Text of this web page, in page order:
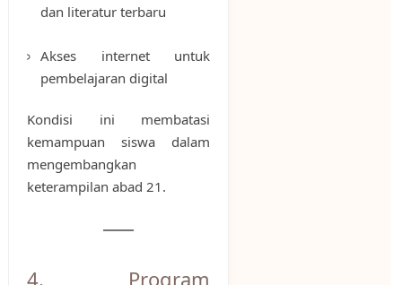
dan literatur terbaru
Akses internet untuk
pembelajaran digital
Kondisi ini membatasi
kemampuan siswa dalam
mengembangkan
keterampilan abad 21.
4. Program